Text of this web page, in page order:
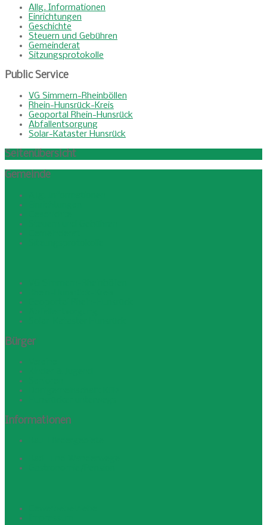
Allg. Informationen
Einrichtungen
Geschichte
Steuern und Gebühren
Gemeinderat
Sitzungsprotokolle
PublicService
VG Simmern-Rheinböllen
Rhein-Hunsrück-Kreis
Geoportal Rhein-Hunsrück
Abfallentsorgung
Solar-Kataster Hunsrück
Seitenübersicht
Gemeinde
Bürger
Informationen